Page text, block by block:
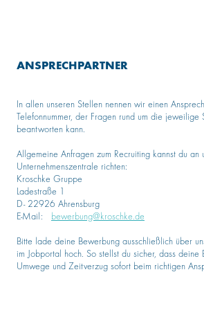
ANSPRECHPARTNER
In allen unseren Stellen nennen wir einen
Telefonnummer, der Fragen rund um die
beantworten kann.
Allgemeine Anfragen zum Recruiting kannst du an
Unternehmenszentrale richten:
Kroschke Gruppe
Ladestraße 1
D- 22926 Ahrensburg
E-Mail: bewerbung@kroschke.de
Bitte lade deine Bewerbung ausschließlich über
im Jobportal hoch. So stellst du sicher, dass deine
Umwege und Zeitverzug sofort beim richtigen